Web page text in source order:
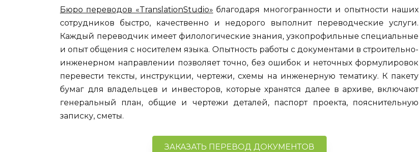
Бюро переводов «TranslationStudio» благодаря многогранности и опытности наших
сотрудников быстро, качественно и недорого выполнит переводческие услуги.
Каждый переводчик имеет филологические знания, узкопрофильные специальные
и опыт общения с носителем языка. Опытность работы с документами в строительно-
инженерном направлении позволяет точно, без ошибок и неточных формулировок
перевести тексты, инструкции, чертежи, схемы на инженерную тематику. К пакету
бумаг для владельцев и инвесторов, которые хранятся далее в архиве, включают
генеральный план, общие и чертежи деталей, паспорт проекта, пояснительную
записку, сметы.
ЗАКАЗАТЬ ПЕРЕВОД ДОКУМЕНТОВ